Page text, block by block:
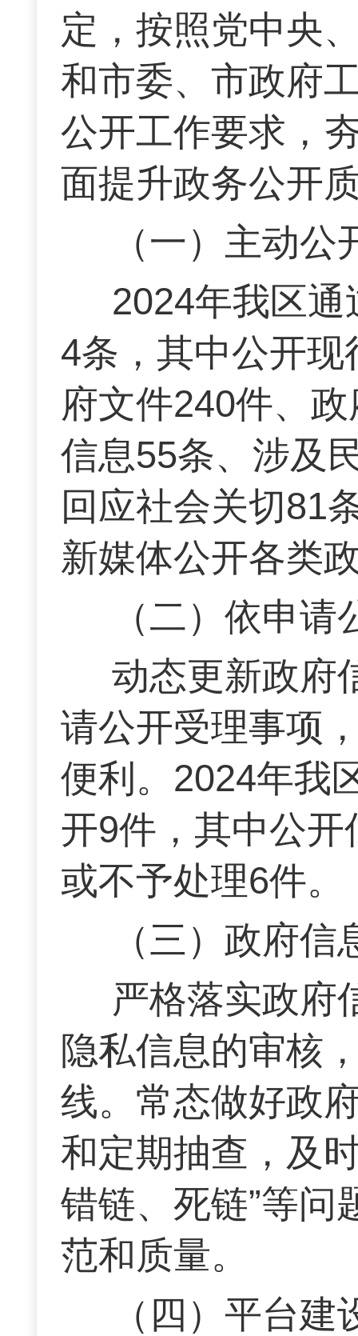
定，按照党中央
和市委、市政府
公开工作要求，
面提升政务公开
（一）主动公
2024年我区
4条，其中公开
府文件240件、
信息55条、涉及
回应社会关切81
新媒体公开各类
（二）依申请
动态更新政府
请公开受理事项
便利。2024年我
开9件，其中公
或不予处理6件。
（三）政府
严格落实政府
隐私信息的审核
线。常态做好政
和定期抽查，及
错链、死链”等问
范和质量。
（四）平台建